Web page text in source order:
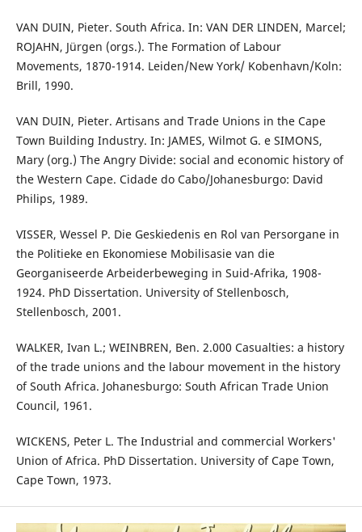
VAN DUIN, Pieter. South Africa. In: VAN DER LINDEN, Marcel;
ROJAHN, Jürgen (orgs.). The Formation of Labour
Movements, 1870-1914. Leiden/New York/ Kobenhavn/Koln:
Brill, 1990.
VAN DUIN, Pieter. Artisans and Trade Unions in the Cape
Town Building Industry. In: JAMES, Wilmot G. e SIMONS,
Mary (org.) The Angry Divide: social and economic history of
the Western Cape. Cidade do Cabo/Johanesburgo: David
Philips, 1989.
VISSER, Wessel P. Die Geskiedenis en Rol van Persorgane in
the Politieke en Ekonomiese Mobilisasie van die
Georganiseerde Arbeiderbeweging in Suid-Afrika, 1908-
1924. PhD Dissertation. University of Stellenbosch,
Stellenbosch, 2001.
WALKER, Ivan L.; WEINBREN, Ben. 2.000 Casualties: a history
of the trade unions and the labour movement in the history
of South Africa. Johanesburgo: South African Trade Union
Council, 1961.
WICKENS, Peter L. The Industrial and commercial Workers'
Union of Africa. PhD Dissertation. University of Cape Town,
Cape Town, 1973.